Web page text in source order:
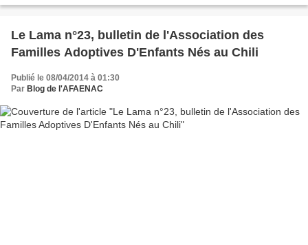
Le Lama n°23, bulletin de l'Association des
Familles Adoptives D'Enfants Nés au Chili
Publié le 08/04/2014 à 01:30
Par Blog de l'AFAENAC